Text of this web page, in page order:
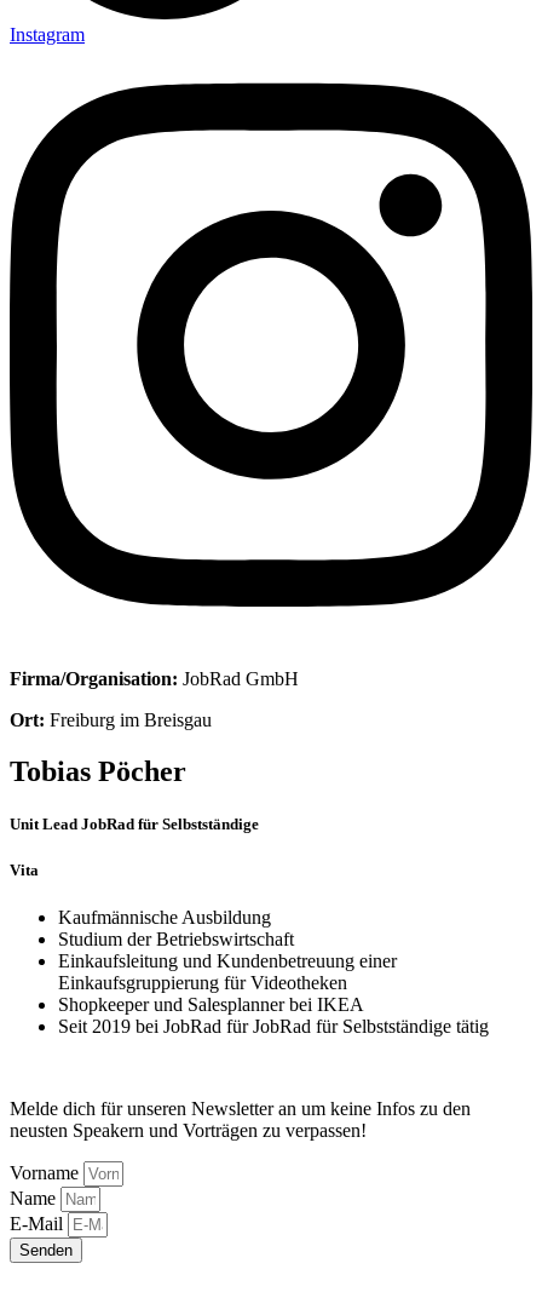
Instagram
Firma/Organisation: JobRad GmbH
Ort: Freiburg im Breisgau
Tobias Pöcher
Unit Lead JobRad für Selbstständige
Vita
Kaufmännische Ausbildung
Studium der Betriebswirtschaft
Einkaufsleitung und Kundenbetreuung einer
Einkaufsgruppierung für Videotheken
Shopkeeper und Salesplanner bei IKEA
Seit 2019 bei JobRad für JobRad für Selbstständige tätig
Melde dich für unseren Newsletter an um keine Infos zu den
neusten Speakern und Vorträgen zu verpassen!
Vorname
Name
E-Mail
Senden